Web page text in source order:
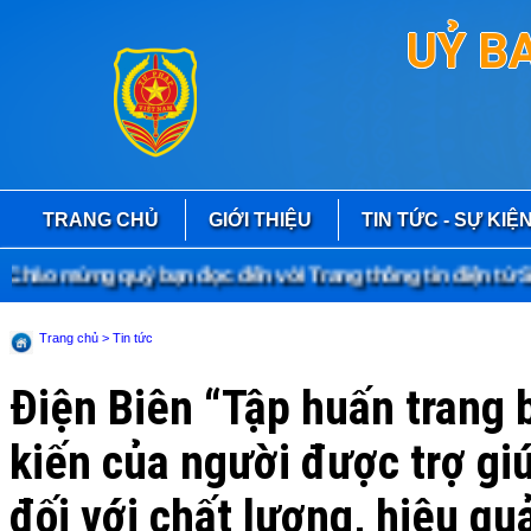
UỶ
TRANG CHỦ GIỚI THIỆU TIN TỨC - SỰ
mừng quý bạn đọc đến với Trang thông tin điện tử Sở
Trang chủ > Tin tức
Điện Biên “Tập huấn
kiến của người được trợ
đối với chất lượng, hiệu